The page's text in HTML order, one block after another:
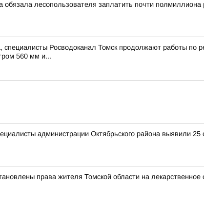
обязала лесопользователя заплатить почти
специалисты Росводоканал Томск продолжают работы по
560 мм и...
администрации Октябрьского района выявили 25
права жителя Томской области на